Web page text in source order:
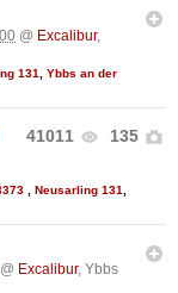
@ Excalibur,
131
Ybbs an der
41011 135
Neusarling 131
@ Excalibur, Ybbs